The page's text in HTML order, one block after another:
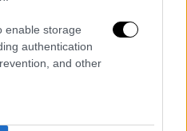
enable storage
authentication
and other